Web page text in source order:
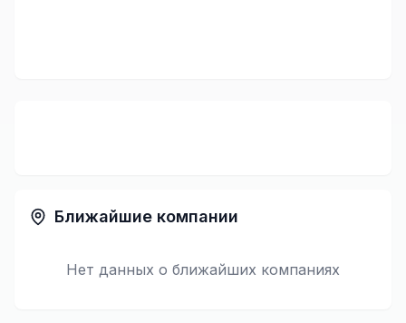
Ближайшие компании
Нет данных о ближайших компаниях